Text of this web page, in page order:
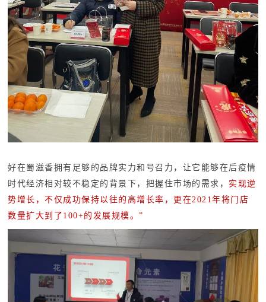
好在蜀滋香拥有足够的品牌实力和号召力，让它能够在后疫情
时代经济相对较不稳定的背景下，把握住市场的需求， 实现逆
势增长，不仅成功保持以往的高增长率，更在2021年将门店
数量扩大到了100+的发展规模。”